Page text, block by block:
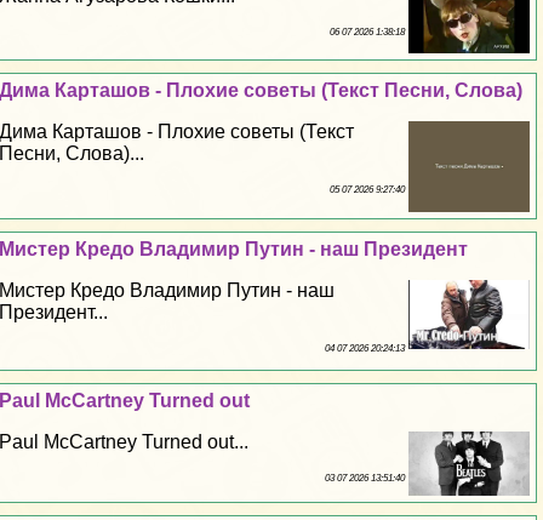
06 07 2026 1:38:18
Дима Карташов - Плохие советы (Текст Песни, Слова)
Дима Карташов - Плохие советы (Текст
Песни, Слова)...
05 07 2026 9:27:40
Мистер Кредо Владимир Путин - наш Президент
Мистер Кредо Владимир Путин - наш
Президент...
04 07 2026 20:24:13
Paul McCartney Turned out
Paul McCartney Turned out...
03 07 2026 13:51:40